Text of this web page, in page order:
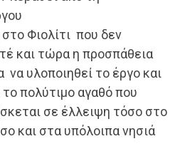
Φιολίτι που δεν
και τώρα η προσπάθεια
να υλοποιηθεί το έργο και
πολύτιμο αγαθό που
σε έλλειψη τόσο στο
και στα υπόλοιπα νησιά